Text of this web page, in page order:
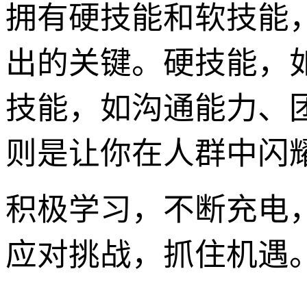
拥有硬技能和软技能
出的关键。硬技能，
技能，如沟通能力、
则是让你在人群中闪
积极学习，不断充电
应对挑战，抓住机遇